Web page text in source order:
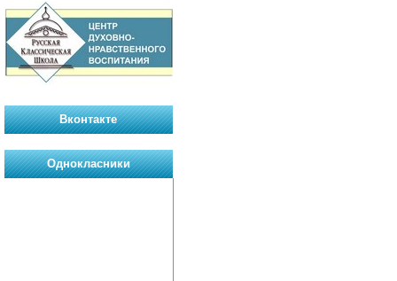
Вконтакте
Однокласники